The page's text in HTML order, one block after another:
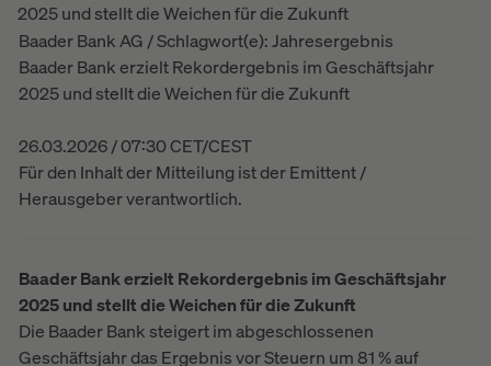
2025 und stellt die Weichen für die Zukunft
Baader Bank AG / Schlagwort(e): Jahresergebnis
Baader Bank erzielt Rekordergebnis im Geschäftsjahr
2025 und stellt die Weichen für die Zukunft
26.03.2026 / 07:30 CET/CEST
Für den Inhalt der Mitteilung ist der Emittent /
Herausgeber verantwortlich.
Baader Bank erzielt Rekordergebnis im Geschäftsjahr
2025 und stellt die Weichen für die Zukunft
Die Baader Bank steigert im abgeschlossenen
Geschäftsjahr das Ergebnis vor Steuern um 81 % auf